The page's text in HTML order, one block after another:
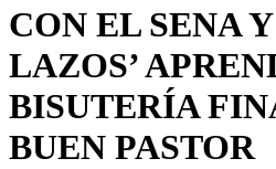
CON EL SENA
LAZOS’
BISUTERÍA
BUEN PASTOR